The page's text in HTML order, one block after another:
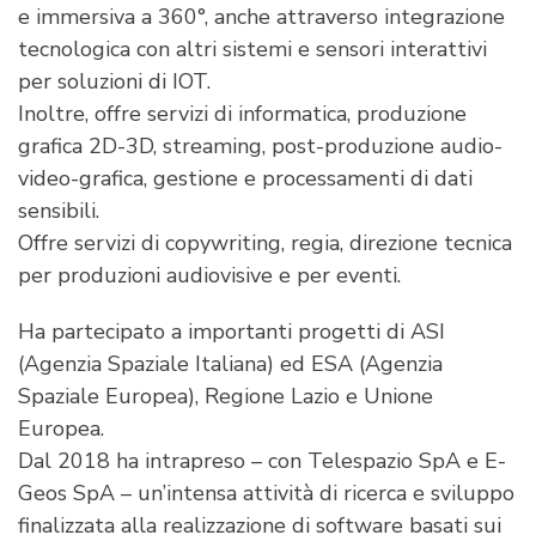
e immersiva a 360°, anche attraverso integrazione
tecnologica con altri sistemi e sensori interattivi
per soluzioni di IOT.
Inoltre, offre servizi di informatica, produzione
grafica 2D-3D, streaming, post-produzione audio-
video-grafica, gestione e processamenti di dati
sensibili.
Offre servizi di copywriting, regia, direzione tecnica
per produzioni audiovisive e per eventi.
Ha partecipato a importanti progetti di ASI
(Agenzia Spaziale Italiana) ed ESA (Agenzia
Spaziale Europea), Regione Lazio e Unione
Europea.
Dal 2018 ha intrapreso – con Telespazio SpA e E-
Geos SpA – un’intensa attività di ricerca e sviluppo
finalizzata alla realizzazione di software basati sui